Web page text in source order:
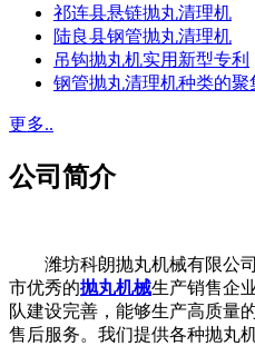
祁连县悬链抛丸清理机
陆良县钢管抛丸清理机
吊钩抛丸机实用新型专利
钢管抛丸清理机种类的聚
更多..
公司简介
潍坊科朗抛丸机械有限公司
市优秀的抛丸机械生产销售企
队建设完善，能够生产高质量
售后服务。我们提供各种抛丸